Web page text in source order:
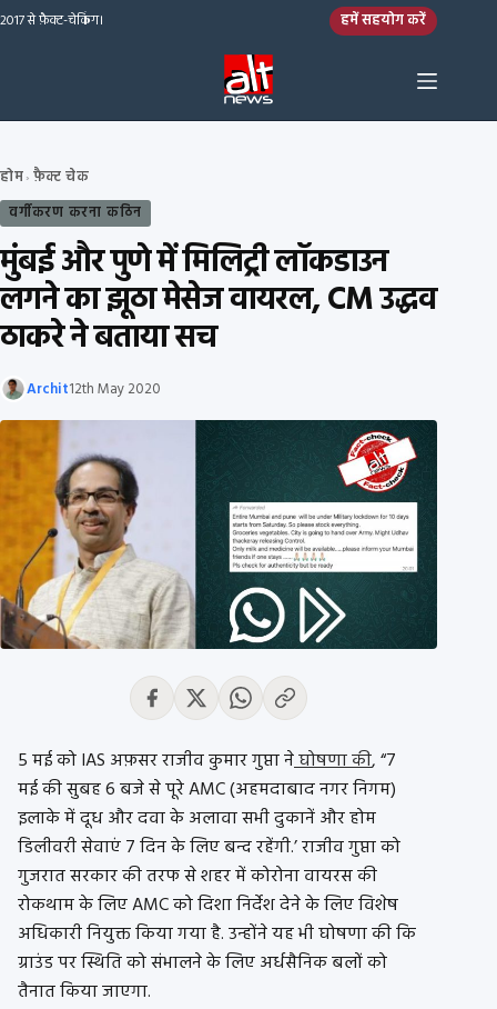
Skip to content
2017 से फ़ैक्ट-चेकिंग। हमें सहयोग करें
होम› फ़ैक्ट चेक
वर्गीकरण करना कठिन
मुंबई और पुणे में मिलिट्री लॉकडाउन
लगने का झूठा मेसेज वायरल, CM उद्धव
ठाकरे ने बताया सच
Archit12th May 2020
5 मई को IAS अफ़सर राजीव कुमार गुप्ता नेघोषणा की, “7
मई की सुबह 6 बजे से पूरे AMC (अहमदाबाद नगर निगम)
इलाके में दूध और दवा के अलावा सभी दुकानें और होम
डिलीवरी सेवाएं 7 दिन के लिए बन्द रहेंगी.’ राजीव गुप्ता को
गुजरात सरकार की तरफ से शहर में कोरोना वायरस की
रोकथाम के लिए AMC को दिशा निर्देश देने के लिए विशेष
अधिकारी नियुक्त किया गया है. उन्होंने यह भी घोषणा की कि
ग्राउंड पर स्थिति को संभालने के लिए अर्धसैनिक बलों को
तैनात किया जाएगा.